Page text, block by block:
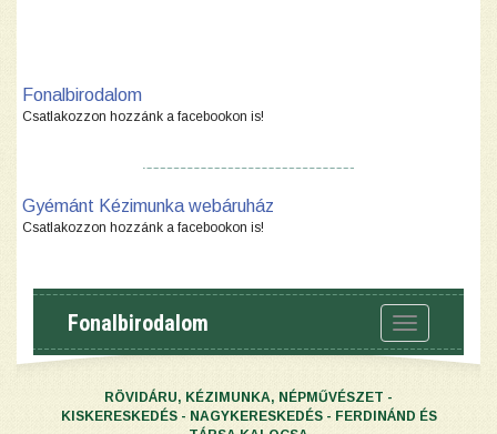
Fonalbirodalom
Csatlakozzon hozzánk a facebookon is!
Gyémánt Kézimunka webáruház
Csatlakozzon hozzánk a facebookon is!
Toggle
navigation
Fonalbirodalom
RÖVIDÁRU, KÉZIMUNKA, NÉPMŰVÉSZET -
KISKERESKEDÉS - NAGYKERESKEDÉS - FERDINÁND ÉS